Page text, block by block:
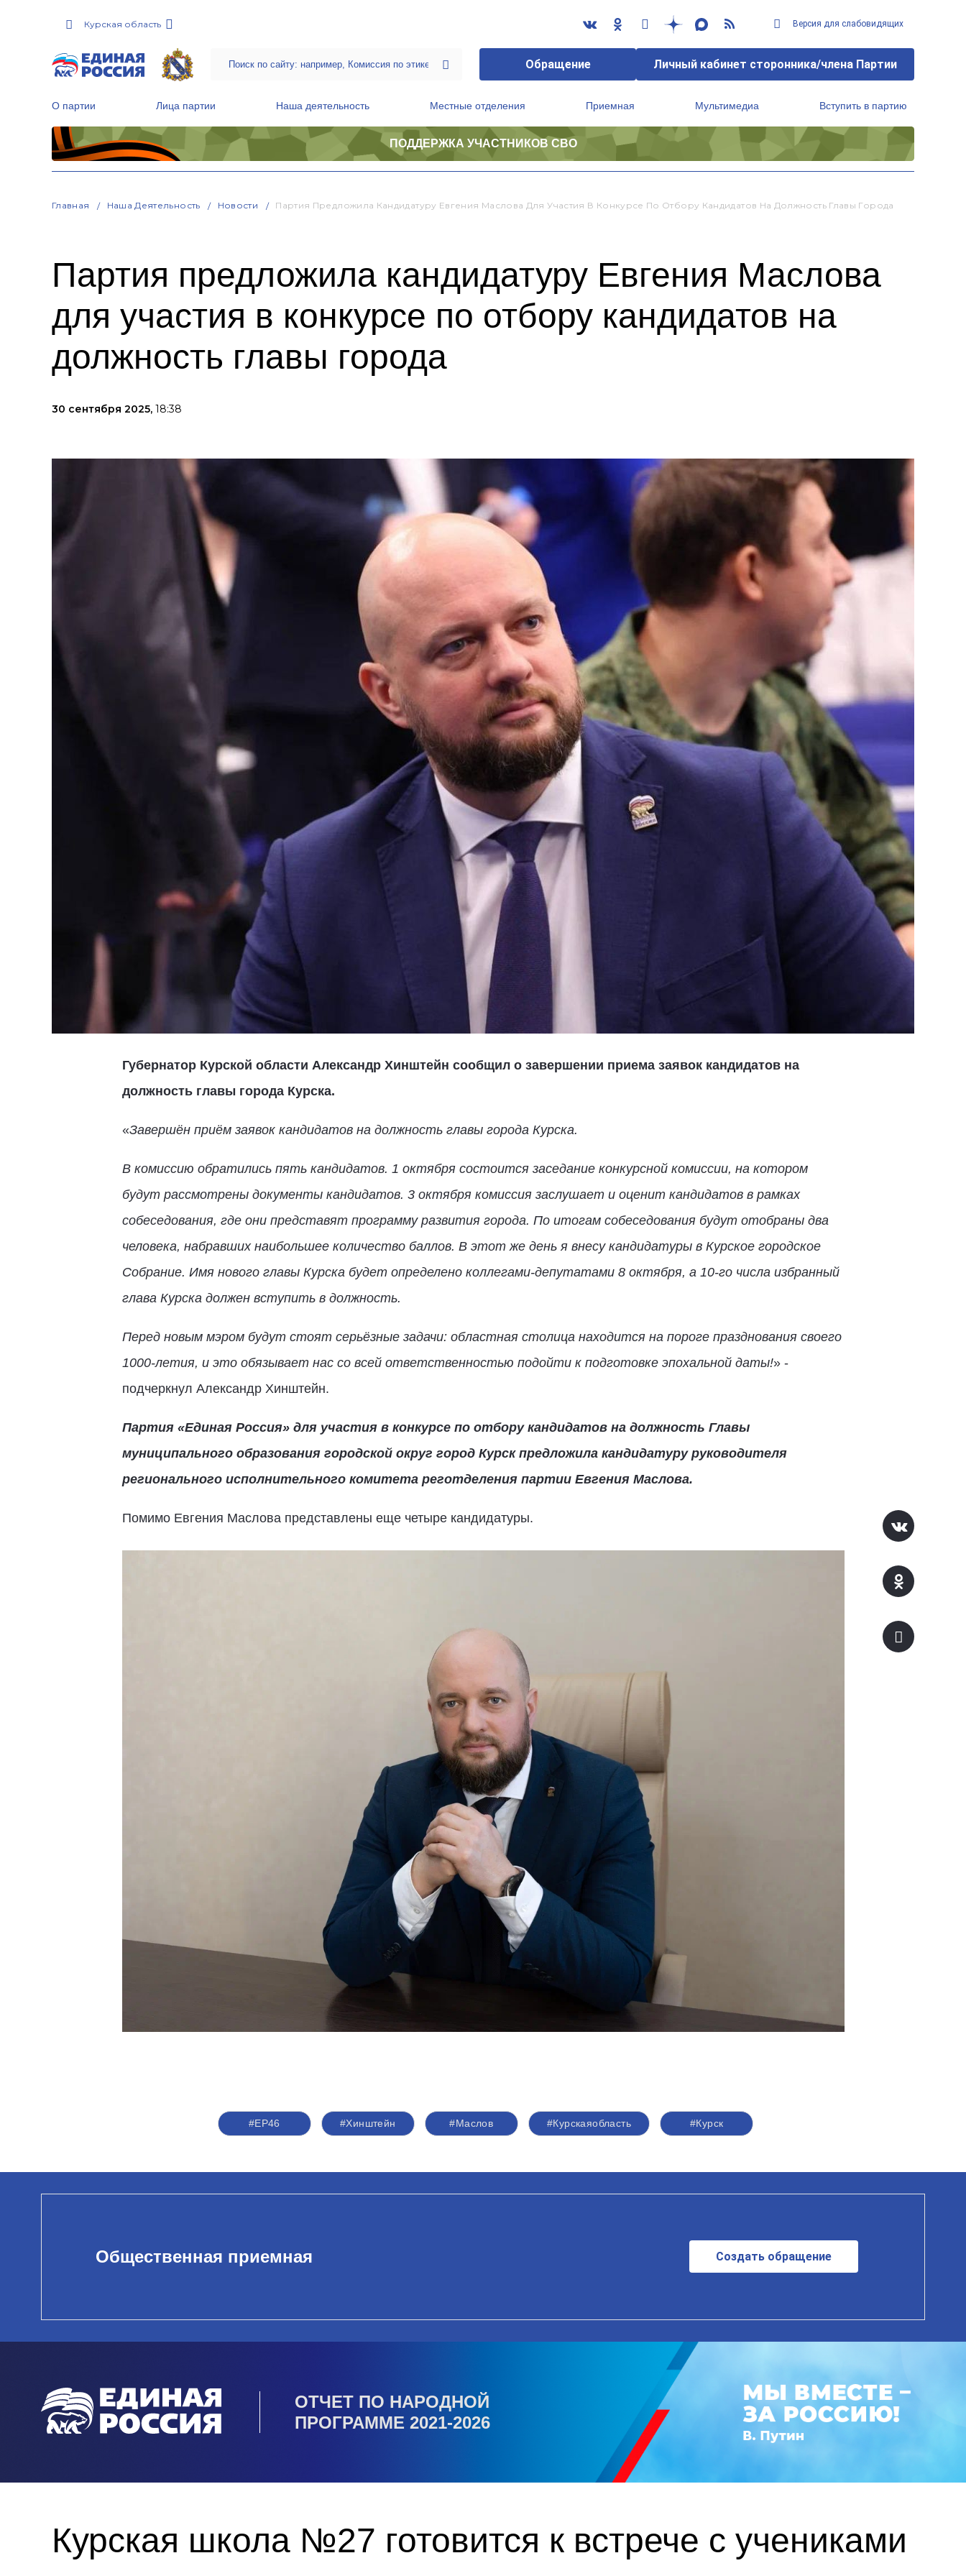
Курская область Версия для слабовидящих
Обращение Личный кабинет сторонника/члена Партии
О партии Лица партии Наша деятельность Местные отделения Приемная Мультимедиа Вступить в партию
ПОДДЕРЖКА УЧАСТНИКОВ СВО
Главная Наша Деятельность Новости Партия Предложила Кандидатуру Евгения Маслова Для Участия В Конкурсе По Отбору Кандидатов На Должность Главы Города
Партия предложила кандидатуру Евгения Маслова
для участия в конкурсе по отбору кандидатов на
должность главы города
30 сентября 2025, 18:38
Губернатор Курской области Александр Хинштейн сообщил о завершении приема заявок кандидатов на
должность главы города Курска.
«Завершён приём заявок кандидатов на должность главы города Курска.
В комиссию обратились пять кандидатов. 1 октября состоится заседание конкурсной комиссии, на котором
будут рассмотрены документы кандидатов. 3 октября комиссия заслушает и оценит кандидатов в рамках
собеседования, где они представят программу развития города. По итогам собеседования будут отобраны два
человека, набравших наибольшее количество баллов. В этот же день я внесу кандидатуры в Курское городское
Собрание. Имя нового главы Курска будет определено коллегами-депутатами 8 октября, а 10-го числа избранный
глава Курска должен вступить в должность.
Перед новым мэром будут стоят серьёзные задачи: областная столица находится на пороге празднования своего
1000-летия, и это обязывает нас со всей ответственностью подойти к подготовке эпохальной даты!» -
подчеркнул Александр Хинштейн.
Партия «Единая Россия» для участия в конкурсе по отбору кандидатов на должность Главы
муниципального образования городской округ город Курск предложила кандидатуру руководителя
регионального исполнительного комитета реготделения партии Евгения Маслова.
Помимо Евгения Маслова представлены еще четыре кандидатуры.
#ЕР46 #Хинштейн #Маслов #Курскаяобласть #Курск
Общественная приемная Создать обращение
ОТЧЕТ ПО НАРОДНОЙ
ПРОГРАММЕ 2021-2026
Курская школа №27 готовится к встрече с учениками